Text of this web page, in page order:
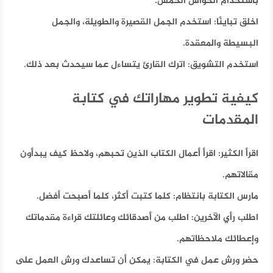
اخلق تباينًا: استخدم الجمل القصيرة والطويلة، والجمل
البسيطة والمعقدة.
استخدم التشويق: اترك القارئ يتساءل عما سيحدث بعد ذلك.
كيفية تطوير مهاراتك في كتابة
المقدمات
اقرأ الكثير: اقرأ أعمال الكتاب الذين تحبهم، ولاحظ كيف يبدأون
مقالاتهم.
مارس الكتابة بانتظام: كلما كتبت أكثر، كلما أصبحت أفضل.
اطلب رأي الآخرين: اطلب من أصدقائك وعائلتك قراءة مقدماتك
وإعطائك ملاحظاتهم.
حضر ورش عمل في الكتابة: يمكن أن تساعدك ورش العمل على